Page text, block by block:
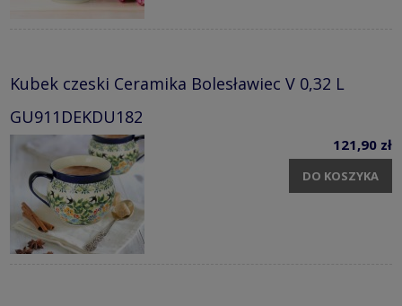
Kubek czeski Ceramika Bolesławiec V 0,32 L
GU911DEKDU182
121,90 zł
DO KOSZYKA